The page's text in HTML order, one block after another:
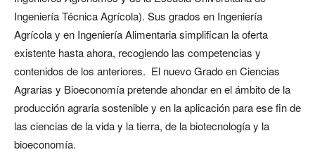
Ingeniería Técnica Agrícola). Sus grados en Ingeniería
Agrícola y en Ingeniería Alimentaria simplifican la oferta
existente hasta ahora, recogiendo las competencias y
contenidos de los anteriores. El nuevo Grado en Ciencias
Agrarias y Bioeconomíapretende ahondar en el ámbito de la
producción agraria sostenible y en la aplicación para ese fin de
las ciencias de la vida y la tierra, de la biotecnología y la
bioeconomía.